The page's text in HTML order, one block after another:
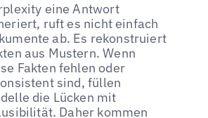
eine Antwort
ruft es nicht einfach
ab. Es rekonstruiert
aus Mustern. Wenn
Fakten fehlen oder
sind, füllen
die Lücken mit
Daher kommen